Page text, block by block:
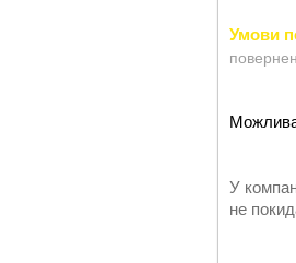
У
не